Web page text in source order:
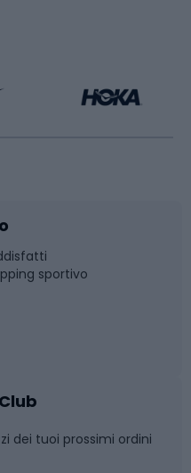
sportivo
dei tuoi prossimi ordini